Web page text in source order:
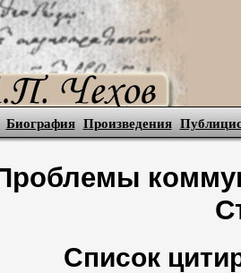
Биография Произведения
Список